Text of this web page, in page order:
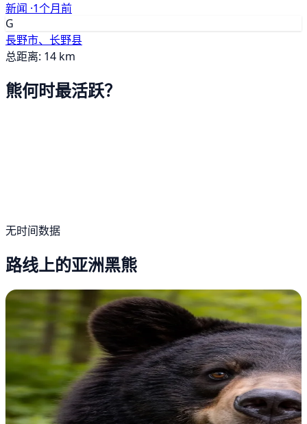
新闻 ·1个月前
G
長野市、长野县
总距离: 14 km
熊何时最活跃？
无时间数据
路线上的亚洲黑熊